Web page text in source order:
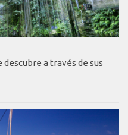
a través de sus